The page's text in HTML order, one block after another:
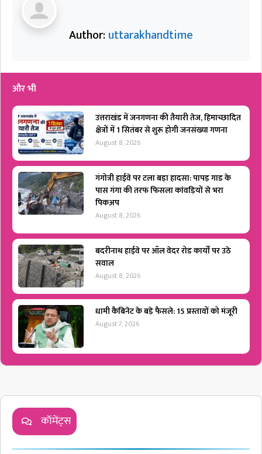
Author:uttarakhandtime
और भी
उत्तराखंड में जनगणना की तैयारी तेज, हिमाच्छादित
क्षेत्रों में 1 सितंबर से शुरू होगी जनसंख्या गणना
August 8, 2026
गंगोत्री हाईवे पर टला बड़ा हादसा: पापड़ गाड के
पास गंगा की तरफ फिसला कांवड़ियों से भरा
पिकअप
August 8, 2026
बदरीनाथ हाईवे पर ऑल वेदर रोड कार्यों पर उठे
सवाल
August 8, 2026
धामी कैबिनेट के बड़े फैसले: 15 प्रस्तावों को मंजूरी
August 7, 2026
कॉमेंट्स